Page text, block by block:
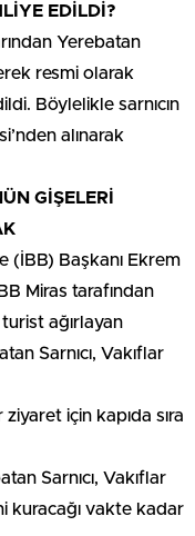
EDİLDİ?
Yerebatan
resmi olarak
Böylelikle sarnıcın
alınarak
GİŞELERİ
(İBB) Başkanı Ekrem
Miras tarafından
ağırlayan
Sarnıcı, Vakıflar
için kapıda sıra
Sarnıcı, Vakıflar
kuracağı vakte kadar